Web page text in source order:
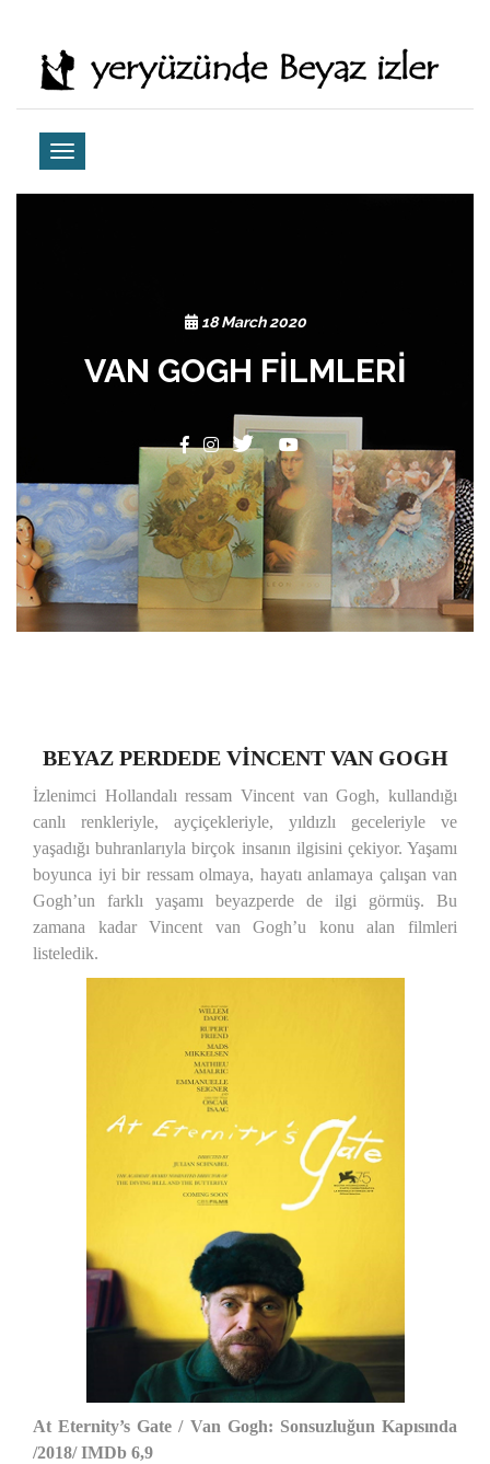
18 March 2020
VAN GOGH FİLMLERİ
BEYAZ PERDEDE VİNCENT VAN GOGH
İzlenimci Hollandalı ressam Vincent van Gogh, kullandığı
canlı renkleriyle, ayçiçekleriyle, yıldızlı geceleriyle ve
yaşadığı buhranlarıyla birçok insanın ilgisini çekiyor. Yaşamı
boyunca iyi bir ressam olmaya, hayatı anlamaya çalışan van
Gogh’un farklı yaşamı beyazperde de ilgi görmüş. Bu
zamana kadar Vincent van Gogh’u konu alan filmleri
listeledik.
At Eternity’s Gate / Van Gogh: Sonsuzluğun Kapısında
/2018/ IMDb 6,9